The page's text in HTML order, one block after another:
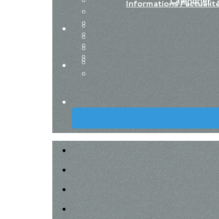
Informations /